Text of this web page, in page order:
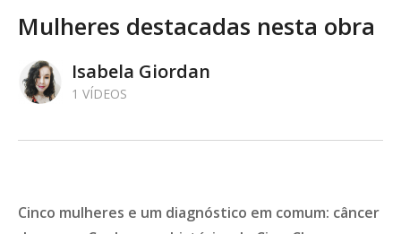
Mulheres destacadas nesta obra
Isabela Giordan
1 VÍDEOS
Cinco mulheres e um diagnóstico em comum: câncer